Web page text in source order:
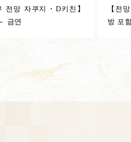
전망 자쿠지・D키친】
금연
【전
방 포